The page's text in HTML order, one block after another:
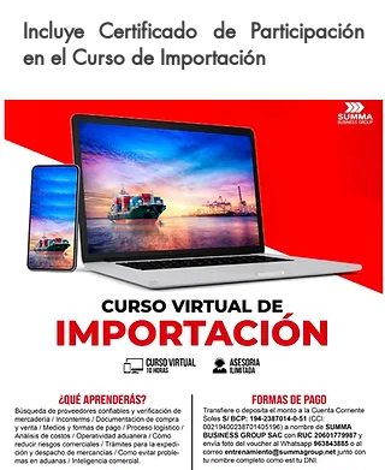
Incluye Certificado de Participación
en el Curso de Importación